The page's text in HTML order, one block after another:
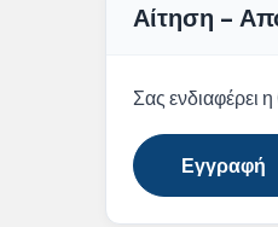
Αίτηση -
Σας ενδιαφέρει
Εγγραφή